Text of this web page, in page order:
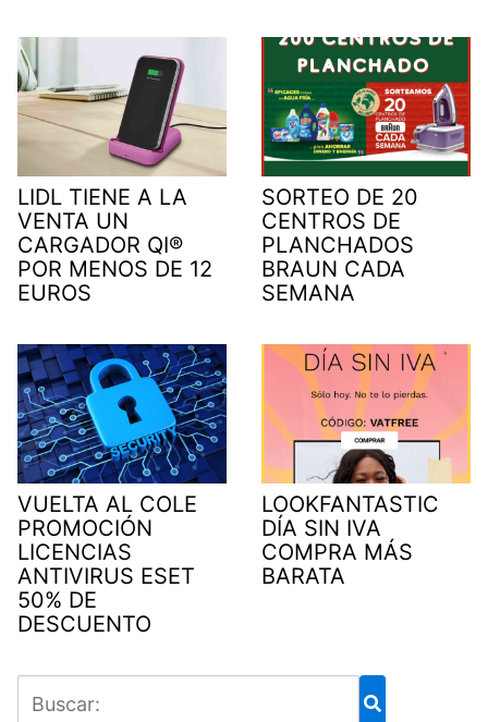
LIDL TIENE A LA
VENTA UN
CARGADOR QI®
POR MENOS DE 12
EUROS
SORTEO DE 20
CENTROS DE
PLANCHADOS
BRAUN CADA
SEMANA
VUELTA AL COLE
PROMOCIÓN
LICENCIAS
ANTIVIRUS ESET
50% DE
DESCUENTO
LOOKFANTASTIC
DÍA SIN IVA
COMPRA MÁS
BARATA